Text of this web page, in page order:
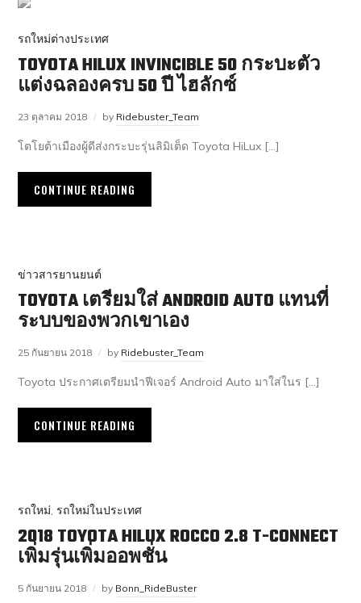
รถใหม่ต่างประเทศ
TOYOTA HILUX INVINCIBLE 50 กระบะตัว
แต่งฉลองครบ 50 ปี ไฮลักซ์
23 ตุลาคม 2018 by Ridebuster_Team
โตโยต้าเมืองผู้ดีส่งกระบะรุ่นลิมิเต็ด Toyota HiLux […]
CONTINUE READING
ข่าวสารยานยนต์
TOYOTA เตรียมใส่ ANDROID AUTO แทนที่
ระบบของพวกเขาเอง
25 กันยายน 2018 by Ridebuster_Team
Toyota ประกาศเตรียมนำฟีเจอร์ Android Auto มาใส่ในร […]
CONTINUE READING
รถใหม่,รถใหม่ในประเทศ
2018 TOYOTA HILUX ROCCO 2.8 T-CONNECT
เพิ่มรุ่นเพิ่มออพชั่น
5 กันยายน 2018 by Bonn_RideBuster